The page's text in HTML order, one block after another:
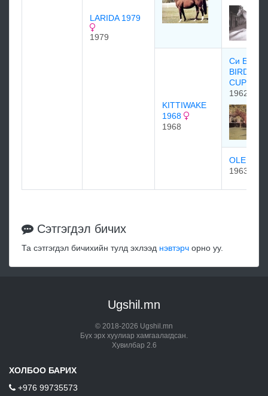
LARIDA 1979
1979
KITTIWAKE
1968
1968
Си Бёрд
BIRD
CUPID)
1962
OLE LIZ
1963
Сэтгэгдэл бичих
Та сэтгэгдэл бичихийн тулд эхлээд нэвтэрч орно уу.
Ugshil.mn
© 2018-2026 Ugshil.mn
Бүх эрх хуулиар хамгаалагдсан.
Хувилбар 2.6
ХОЛБОО БАРИХ
+976 99735573